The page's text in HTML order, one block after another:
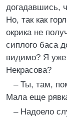
догадавшись,
Но, так как
окрика не
сиплого баса
видимо? Я
Некрасова?
– Ты, там,
Мала еще
– Надоело